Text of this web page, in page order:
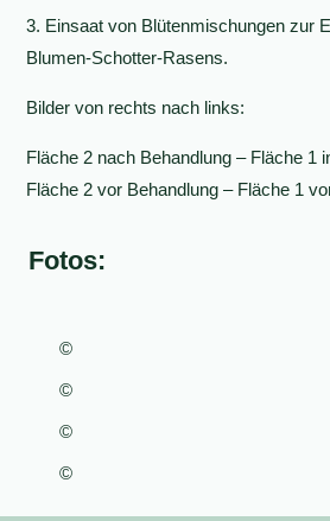
3. Einsaat von Blütenmischungen zur
Blumen-Schotter-Rasens.
Bilder von rechts nach links:
Fläche 2 nach Behandlung – Fläche 1
Fläche 2 vor Behandlung – Fläche 1
Fotos:
©
©
©
©